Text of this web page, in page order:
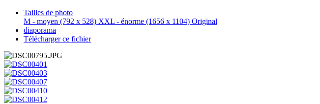
Tailles de photo
M - moyen (792 x 528) XXL - énorme (1656 x 1104) Original
diaporama
Télécharger ce fichier